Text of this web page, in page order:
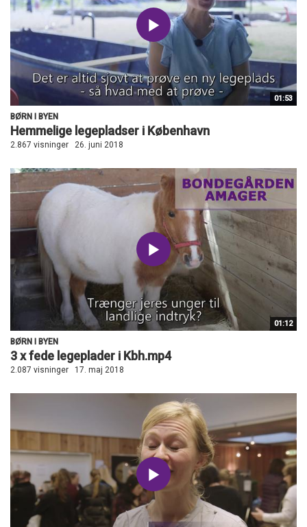
01:53
BØRN I BYEN
Hemmelige legepladser i København
2.867 visninger 26. juni 2018
01:12
BØRN I BYEN
3 x fede legeplader i Kbh.mp4
2.087 visninger 17. maj 2018